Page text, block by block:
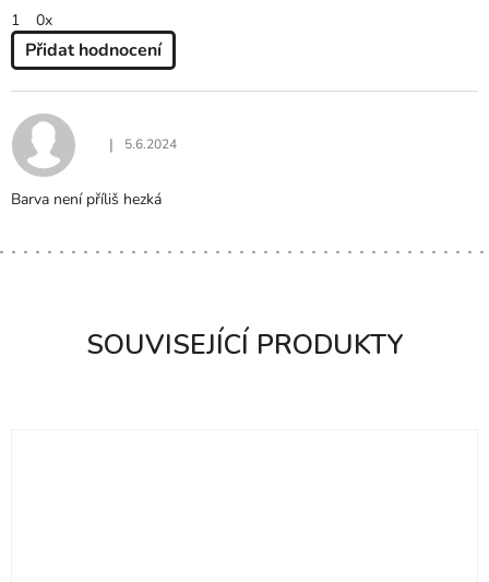
SOUVISEJÍCÍ PRODUKTY
1
0x
Přidat hodnocení
P
I
S
H
O
N
Hodnocení produktu je 3 z 5 hvězdiček.
| 5.6.2024
Barva není příliš hezká